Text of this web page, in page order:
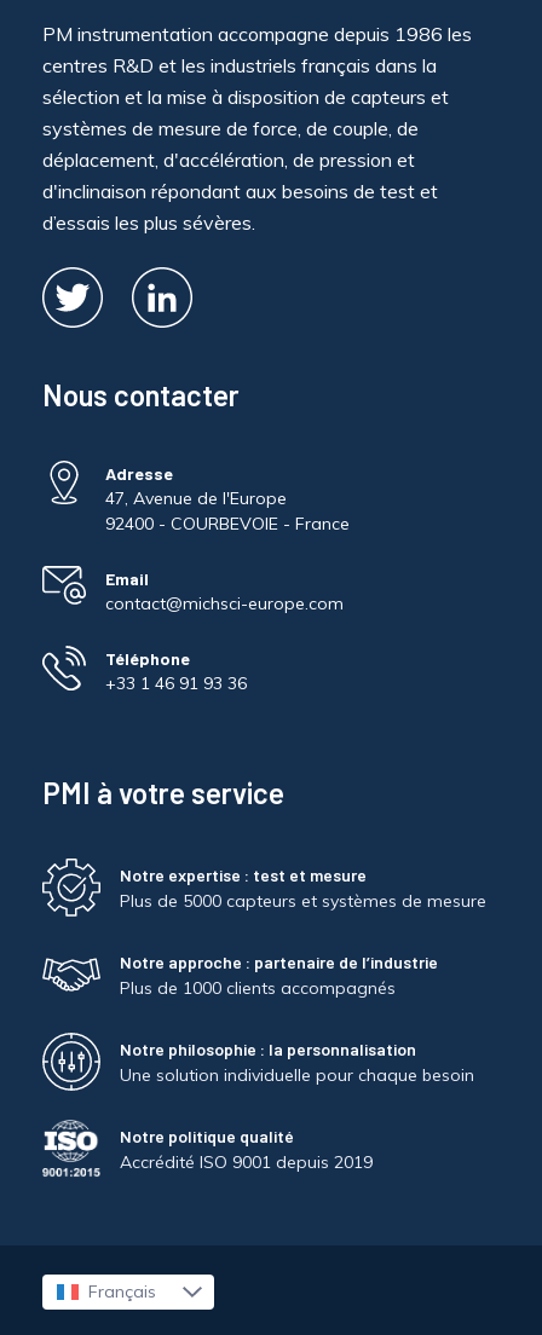
PM instrumentation accompagne depuis 1986 les
centres R&D et les industriels français dans la
sélection et la mise à disposition de capteurs et
systèmes de mesure de force, de couple, de
déplacement, d'accélération, de pression et
d'inclinaison répondant aux besoins de test et
d’essais les plus sévères.
Nous contacter
Adresse
47, Avenue de l'Europe
92400 - COURBEVOIE - France
Email
contact@michsci-europe.com
Téléphone
+33 1 46 91 93 36
PMI à votre service
Notre expertise : test et mesure
Plus de 5000 capteurs et systèmes de mesure
Notre approche : partenaire de l’industrie
Plus de 1000 clients accompagnés
Notre philosophie : la personnalisation
Une solution individuelle pour chaque besoin
Notre politique qualité
Accrédité ISO 9001 depuis 2019
Français
English